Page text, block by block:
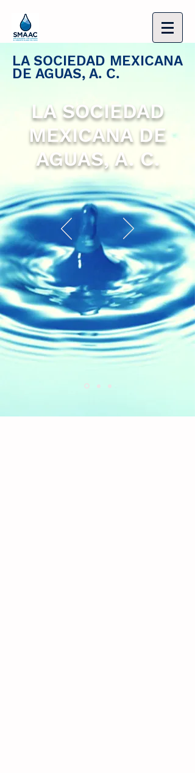
LA SOCIEDAD MEXICANA
DE AGUAS, A. C.
LA SOCIEDAD
MEXICANA DE
AGUAS, A. C.